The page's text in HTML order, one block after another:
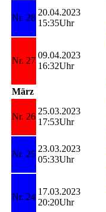
Nr. 28
20.04.2023
15:35Uhr
Nr. 27
09.04.2023
16:32Uhr
März
Nr. 26
25.03.2023
17:53Uhr
Nr. 25
23.03.2023
05:33Uhr
Nr. 24
17.03.2023
20:20Uhr